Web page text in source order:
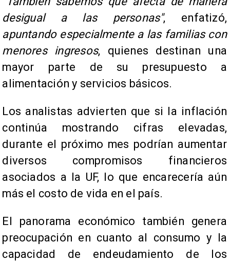
desigual a las personas", enfatizó,
apuntando especialmente a las familias con
menores ingresos, quienes destinan una
mayor parte de su presupuesto a
alimentación y servicios básicos.
Los analistas advierten que si la inflación
continúa mostrando cifras elevadas,
durante el próximo mes podrían aumentar
diversos compromisos financieros
asociados a la UF, lo que encarecería aún
más el costo de vida en el país.
El panorama económico también genera
preocupación en cuanto al consumo y la
capacidad de endeudamiento de los